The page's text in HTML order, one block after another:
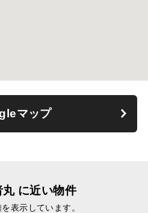
マップ
丸 に近い物件
表示しています。